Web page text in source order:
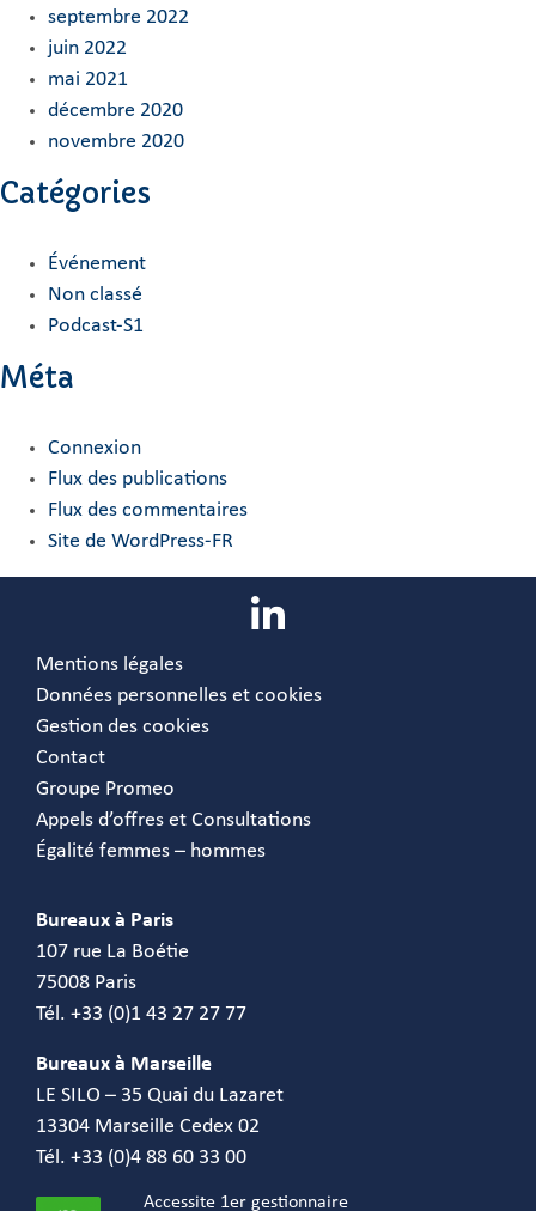
septembre 2022
juin 2022
mai 2021
décembre 2020
novembre 2020
Catégories
Événement
Non classé
Podcast-S1
Méta
Connexion
Flux des publications
Flux des commentaires
Site de WordPress-FR
Mentions légales
Données personnelles et cookies
Gestion des cookies
Contact
Groupe Promeo
Appels d’offres et Consultations
Égalité femmes – hommes
Bureaux à Paris
107 rue La Boétie
75008 Paris
Tél. +33 (0)1 43 27 27 77
Bureaux à Marseille
LE SILO – 35 Quai du Lazaret
13304 Marseille Cedex 02
Tél. +33 (0)4 88 60 33 00
Accessite 1er gestionnaire